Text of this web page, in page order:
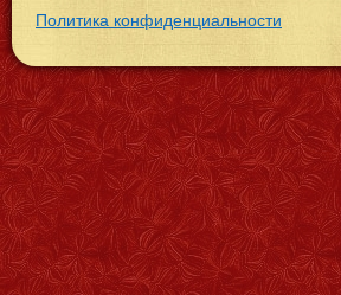
Политика конфиденциальности